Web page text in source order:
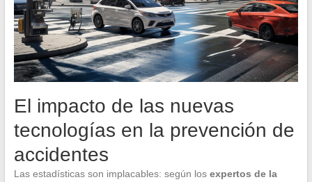
El impacto de las nuevas
tecnologías en la prevención de
accidentes
Las estadísticas son implacables: según los expertos de la